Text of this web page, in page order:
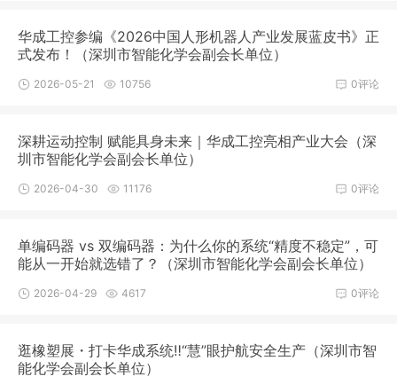
华成工控参编《2026中国人形机器人产业发展蓝皮书》正
式发布！（深圳市智能化学会副会长单位）
0评论
2026-05-21 10756
深耕运动控制 赋能具身未来｜华成工控亮相产业大会（深
圳市智能化学会副会长单位）
0评论
2026-04-30 11176
单编码器 vs 双编码器：为什么你的系统“精度不稳定”，可
能从一开始就选错了？（深圳市智能化学会副会长单位）
0评论
2026-04-29 4617
逛橡塑展・打卡华成系统‼“慧”眼护航安全生产（深圳市智
能化学会副会长单位）